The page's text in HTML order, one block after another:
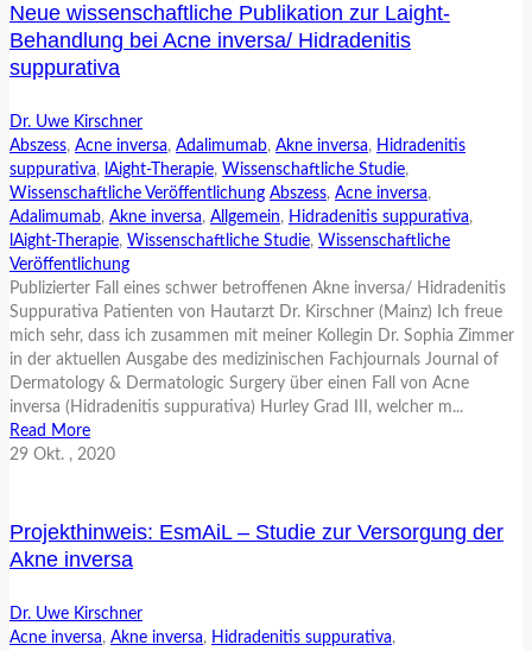
Neue wissenschaftliche Publikation zur Laight-
Behandlung bei Acne inversa/ Hidradenitis
suppurativa
Dr. Uwe Kirschner
Abszess, Acne inversa, Adalimumab, Akne inversa, Hidradenitis
suppurativa, lAight-Therapie, Wissenschaftliche Studie,
Wissenschaftliche Veröffentlichung Abszess, Acne inversa,
Adalimumab, Akne inversa, Allgemein, Hidradenitis suppurativa,
lAight-Therapie, Wissenschaftliche Studie, Wissenschaftliche
Veröffentlichung
Publizierter Fall eines schwer betroffenen Akne inversa/ Hidradenitis
Suppurativa Patienten von Hautarzt Dr. Kirschner (Mainz) Ich freue
mich sehr, dass ich zusammen mit meiner Kollegin Dr. Sophia Zimmer
in der aktuellen Ausgabe des medizinischen Fachjournals Journal of
Dermatology & Dermatologic Surgery über einen Fall von Acne
inversa (Hidradenitis suppurativa) Hurley Grad III, welcher m...
Read More
29 Okt. , 2020
Projekthinweis: EsmAiL – Studie zur Versorgung der
Akne inversa
Dr. Uwe Kirschner
Acne inversa, Akne inversa, Hidradenitis suppurativa,